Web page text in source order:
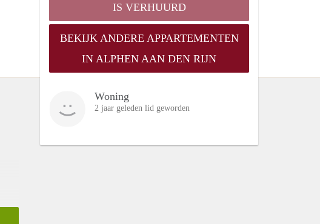
IS VERHUURD
BEKIJK ANDERE APPARTEMENTEN
IN ALPHEN AAN DEN RIJN
Woning
2 jaar geleden lid geworden